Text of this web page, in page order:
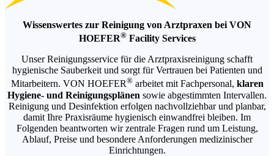
Wissenswertes zur Reinigung von Arztpraxen bei VON
HOEFER®Facility Services
Unser Reinigungsservice für die Arztpraxisreinigung schafft
hygienische Sauberkeit und sorgt für Vertrauen bei Patienten und
Mitarbeitern. VON HOEFER®arbeitet mit Fachpersonal, klaren
Hygiene- und Reinigungsplänen sowie abgestimmten Intervallen.
Reinigung und Desinfektion erfolgen nachvollziehbar und planbar,
damit Ihre Praxisräume hygienisch einwandfrei bleiben. Im
Folgenden beantworten wir zentrale Fragen rund um Leistung,
Ablauf, Preise und besondere Anforderungen medizinischer
Einrichtungen.